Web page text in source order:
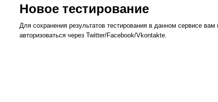
Новое тестирование
Для сохранения результатов тестирования в данном сервисе
авторизоваться через Twitter/Facebook/Vkontakte.